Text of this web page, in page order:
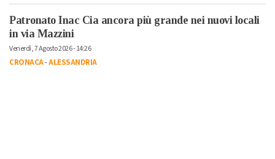
Patronato Inac Cia ancora più grande nei nuovi locali
in via Mazzini
Venerdì, 7 Agosto 2026 - 14:26
CRONACA-ALESSANDRIA